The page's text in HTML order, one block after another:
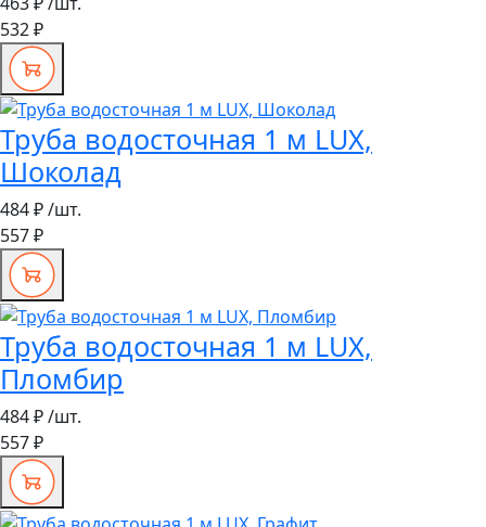
532 ₽
Труба водосточная 1 м LUX,
Шоколад
484 ₽/шт.
557 ₽
Труба водосточная 1 м LUX,
Пломбир
484 ₽/шт.
557 ₽